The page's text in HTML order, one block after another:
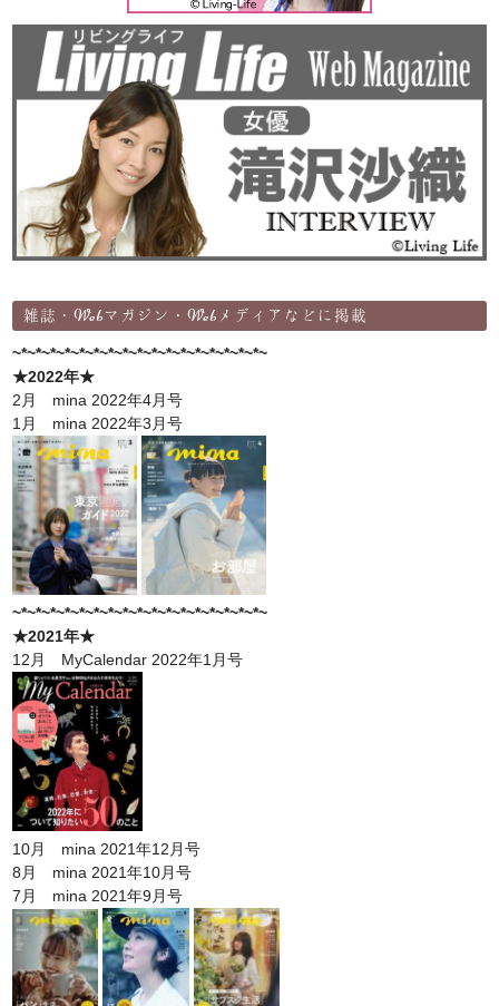
雑誌・Webマガジン・Webメディアなどに掲載
~*~*~*~*~*~*~*~*~*~*~*~*~*~*~*~*~*~
★2022年★
2月 mina 2022年4月号
1月 mina 2022年3月号
~*~*~*~*~*~*~*~*~*~*~*~*~*~*~*~*~*~
★2021年★
12月 MyCalendar 2022年1月号
10月 mina 2021年12月号
8月 mina 2021年10月号
7月 mina 2021年9月号